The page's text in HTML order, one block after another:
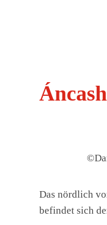
Áncash
Das nördlich
befindet sich